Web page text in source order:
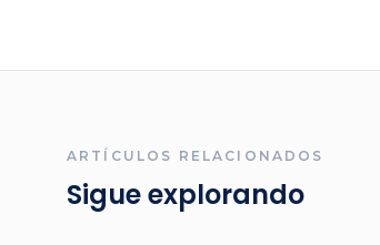
ARTÍCULOS RELACIONADOS
Sigue explorando